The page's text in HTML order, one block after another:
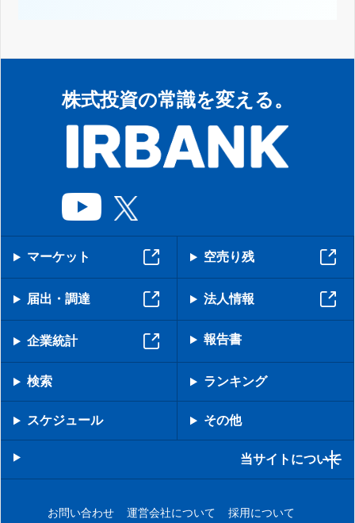
株式投資の常識を変える。
マーケット 空売り残
届出・調達 法人情報
企業統計 報告書
検索 ランキング
スケジュール その他
当サイトについて
お問い合わせ 運営会社について 採用について